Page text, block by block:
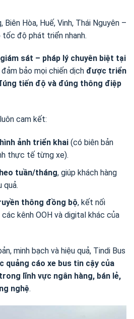
Biên Hòa, Huế, Vinh, Thái Nguyên –
độ phát triển nhanh.
sát – pháp lý chuyên biệt tại
đảm bảo mọi chiến dịch được triển
tiến độ và đúng thông điệp
cam kết:
ảnh triển khai(có biên bản
thực tế từng xe).
tuần/tháng, giúp khách hàng
quả.
thông đồng bộ, kết nối
kênh OOH và digital khác của
minh bạch và hiệu quả, Tindi Bus
quảng cáo xe bus tin cậy của
lĩnh vực ngân hàng, bán lẻ,
nghệ.